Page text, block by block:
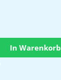
In Warenkorb